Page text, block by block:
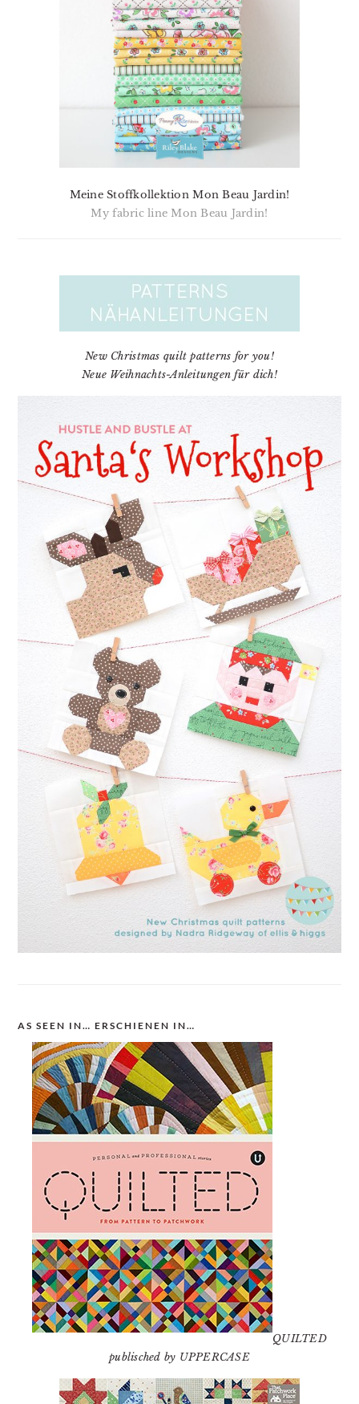
Meine Stoffkollektion Mon Beau Jardin!
My fabric line Mon Beau Jardin!
New Christmas quilt patterns for you!
Neue Weihnachts-Anleitungen für dich!
AS SEEN IN… ERSCHIENEN IN…
QUILTED
publisched by UPPERCASE